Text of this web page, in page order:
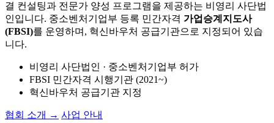
결 컨설팅과 전문가 양성 프로그램을 제공하는 비영리 사단법
인입니다. 중소벤처기업부 등록 민간자격 가업승계지도사
(FBSI)를 운영하며, 혁신바우처 공급기관으로 지정되어 있습
니다.
비영리 사단법인 · 중소벤처기업부 허가
FBSI 민간자격 시행기관 (2021~)
혁신바우처 공급기관 지정
협회 소개 → 사업 안내